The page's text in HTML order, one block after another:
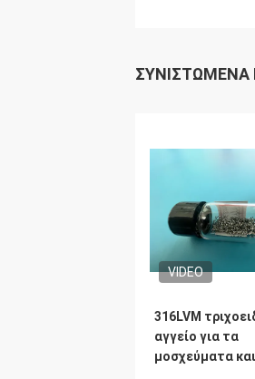
ΣΥΝΙΣΤΏΜΕΝΑ
VIDEO
316LVM
αγγείο για τα
μοσχεύματα